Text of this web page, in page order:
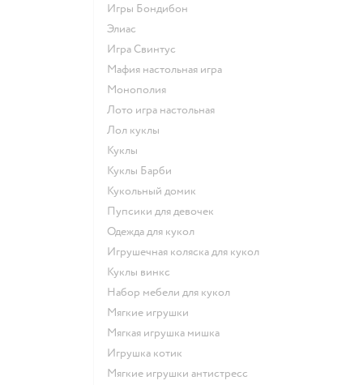
Игры Бондибон
Элиас
Игра Свинтус
Мафия настольная игра
Монополия
Лото игра настольная
Лол куклы
Куклы
Куклы Барби
Кукольный домик
Пупсики для девочек
Одежда для кукол
Игрушечная коляска для кукол
Куклы винкс
Набор мебели для кукол
Мягкие игрушки
Мягкая игрушка мишка
Игрушка котик
Мягкие игрушки антистресс